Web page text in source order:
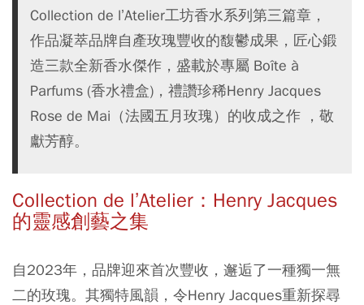
Collection de l’Atelier工坊香水系列第三篇章，
作品凝萃品牌自產玫瑰豐收的馥鬱成果，匠心鍛
造三款全新香水傑作，盛載於專屬 Boîte à
Parfums (香水禮盒)，禮讚珍稀Henry Jacques
Rose de Mai（法國五月玫瑰）的收成之作 ，敬
獻芳醇。
Collection de l’Atelier：Henry Jacques
的靈感創藝之集
自2023年，品牌迎來首次豐收，邂逅了一種獨一無
二的玫瑰。其獨特風韻，令Henry Jacques重新探尋